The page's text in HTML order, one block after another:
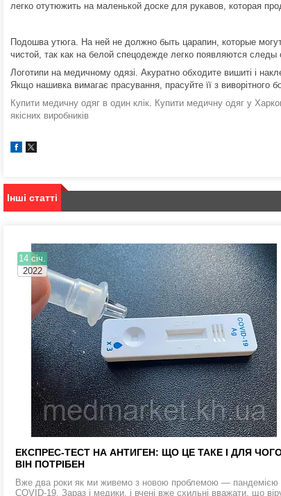
легко отутюжить на маленькой доске для рукавов, которая
Подошва утюга. На ней не должно быть царапин, которые
чистой, так как на белой спецодежде легко появляются следы
Логотипи на медичному одязі. Акуратно обходите вишиті і
Якщо нашивка вимагає прасування, прасуйте її з виворітного
Купити медичну одяг в один клік. Купити медичну одяг у
якісних виробників
Інші статті
14 січ.
2022
ЕКСПРЕС-ТЕСТ НА АНТИГЕН: ЩО ЦЕ ТАКЕ І ДЛЯ
ВІН ПОТРІБЕН
Вже два роки як ми живемо з новою проблемою — пандемією
COVID-19. Зараз і медики, і вчені вже схильні вважати, що